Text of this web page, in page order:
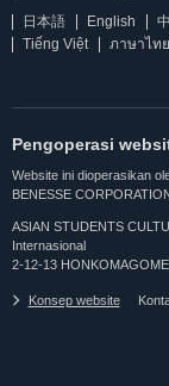
日本語 English
Tiếng Việt
ภาษาไทย
Pengoperasi
Website ini dioperasikan
BENESSE
ASIAN STUDENTS
Internasional
2-12-13
Konsep website